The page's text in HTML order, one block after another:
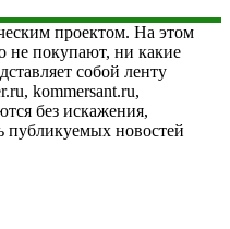
проектом. На этом
не покупают, ни какие
собой ленту
kommersant.ru,
без искажения,
публикуемых новостей